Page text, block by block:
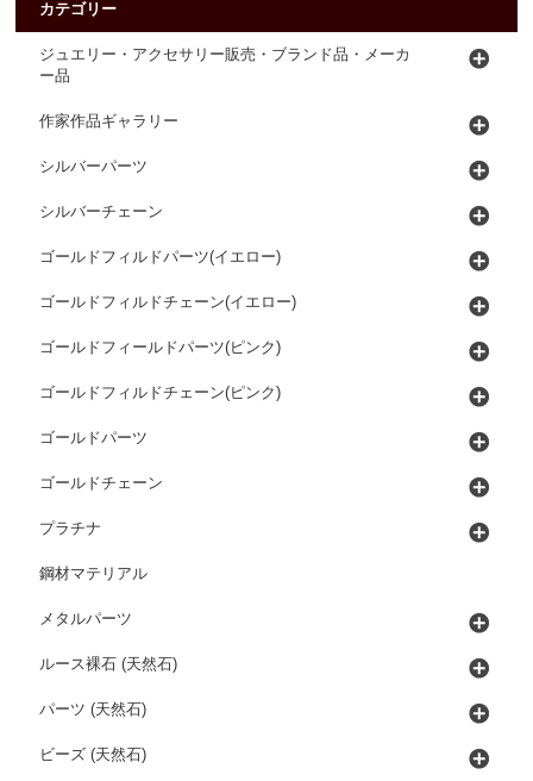
カテゴリー
ジュエリー・アクセサリー販売・ブランド品・メーカ
ー品
作家作品ギャラリー
シルバーパーツ
シルバーチェーン
ゴールドフィルドパーツ(イエロー)
ゴールドフィルドチェーン(イエロー)
ゴールドフィールドパーツ(ピンク)
ゴールドフィルドチェーン(ピンク)
ゴールドパーツ
ゴールドチェーン
プラチナ
鋼材マテリアル
メタルパーツ
ルース裸石 (天然石)
パーツ (天然石)
ビーズ (天然石)